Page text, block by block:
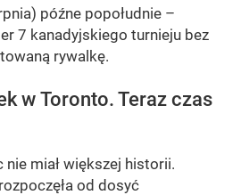
późne popołudnie –
7 kanadyjskiego turnieju bez
rywalkę.
w Toronto. Teraz czas
miał większej historii.
od dosyć